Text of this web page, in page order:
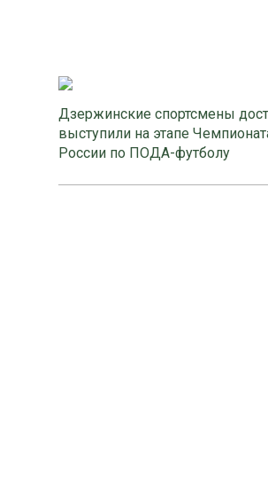
Дзержинские спортсмены
выступили на этапе
России по ПОДА-футболу